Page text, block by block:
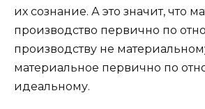
их сознание. А это значит, что
производство первично по
производству не
материальное первично по
идеальному.